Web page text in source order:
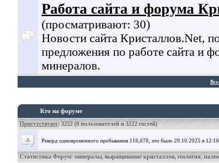
Работа сайта и форума
(просматривают: 30)
Новости сайта Кристаллов.Net,
предложения по работе сайта и
минералов.
Кто на форуме
Присутствуют: 3222 (0 пользователей и 3222 гостей)
Рекорд одновременного пребывания 116,070, это было 29.10.2025 в
Статистика Форум: минералы, выращивание кристаллов, геология,